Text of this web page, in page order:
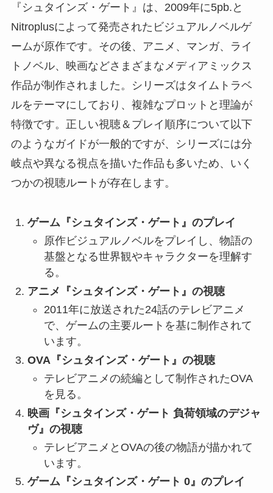
『シュタインズ・ゲート』は、2009年に5pb.と
Nitroplusによって発売されたビジュアルノベルゲ
ームが原作です。その後、アニメ、マンガ、ライ
トノベル、映画などさまざまなメディアミックス
作品が制作されました。シリーズはタイムトラベ
ルをテーマにしており、複雑なプロットと理論が
特徴です。正しい視聴＆プレイ順序について以下
のようなガイドが一般的ですが、シリーズには分
岐点や異なる視点を描いた作品も多いため、いく
つかの視聴ルートが存在します。
ゲーム『シュタインズ・ゲート』のプレイ
原作ビジュアルノベルをプレイし、物語の
基盤となる世界観やキャラクターを理解す
る。
アニメ『シュタインズ・ゲート』の視聴
2011年に放送された24話のテレビアニメ
で、ゲームの主要ルートを基に制作されて
います。
OVA『シュタインズ・ゲート』の視聴
テレビアニメの続編として制作されたOVA
を見る。
映画『シュタインズ・ゲート 負荷領域のデジャ
ヴ』の視聴
テレビアニメとOVAの後の物語が描かれて
います。
ゲーム『シュタインズ・ゲート 0』のプレイ